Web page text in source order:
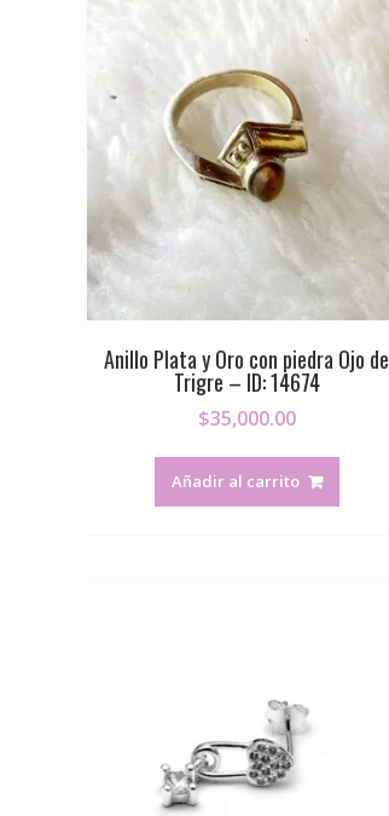
Anillo Plata y Oro con piedra Ojo de
Trigre – ID: 14674
$35,000.00
Añadir al carrito